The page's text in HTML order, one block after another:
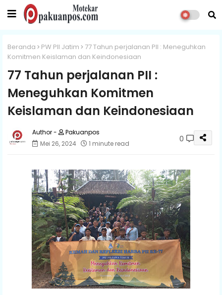
Beranda PW PII Jatim
77 Tahun perjalanan PII : Meneguhkan
Komitmen Keislaman dan Keindonesiaan
77 Tahun perjalanan PII :
Meneguhkan Komitmen
Keislaman dan Keindonesiaan
Pakuanpos
Mei 26, 2024
1 minute read 0